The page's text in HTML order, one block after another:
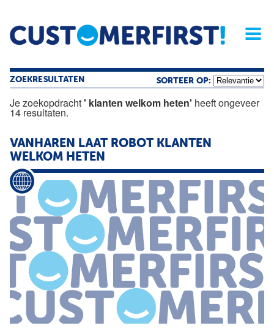
Home Opinie Archief
Magazine
ZOEKRESULTATEN SORTEER OP:
Je zoekopdracht' klanten welkom heten' heeft ongeveer
14 resultaten.
VANHAREN LAAT ROBOT KLANTEN
WELKOM HETEN